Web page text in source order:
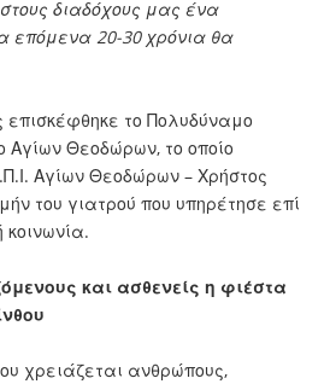
διαδόχους μας ένα
επόμενα 20-30 χρόνια θα
επισκέφθηκε το Πολυδύναμο
Αγίων Θεοδώρων, το οποίο
Αγίων Θεοδώρων – Χρήστος
του γιατρού που υπηρέτησε επί
κοινωνία.
και ασθενείς η φιέστα
χρειάζεται ανθρώπους,